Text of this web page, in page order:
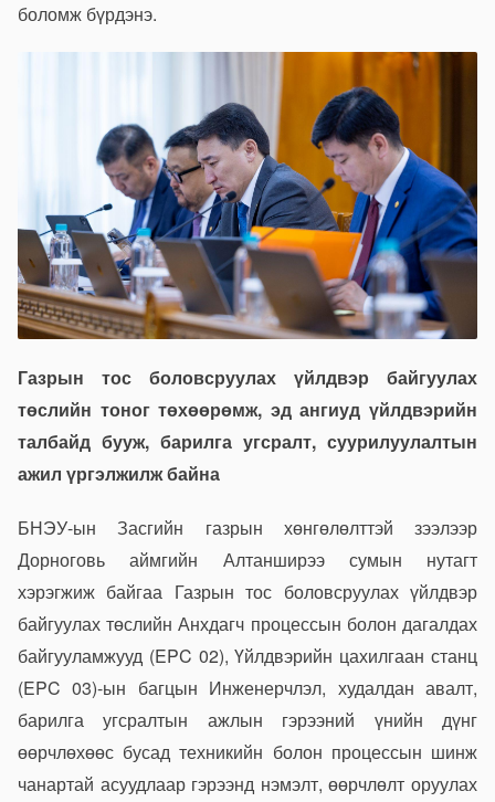
боломж бүрдэнэ.
Газрын тос боловсруулах үйлдвэр байгуулах
төслийн тоног төхөөрөмж, эд ангиуд үйлдвэрийн
талбайд бууж, барилга угсралт, суурилуулалтын
ажил үргэлжилж байна
БНЭУ-ын Засгийн газрын хөнгөлөлттэй зээлээр
Дорноговь аймгийн Алтанширээ сумын нутагт
хэрэгжиж байгаа Газрын тос боловсруулах үйлдвэр
байгуулах төслийн Анхдагч процессын болон дагалдах
байгууламжууд (EPC 02), Үйлдвэрийн цахилгаан станц
(EPC 03)-ын багцын Инженерчлэл, худалдан авалт,
барилга угсралтын ажлын гэрээний үнийн дүнг
өөрчлөхөөс бусад техникийн болон процессын шинж
чанартай асуудлаар гэрээнд нэмэлт, өөрчлөлт оруулах